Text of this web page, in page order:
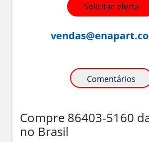
Solicitar oferta
Comentários
Compre 86403-5160
no Brasil